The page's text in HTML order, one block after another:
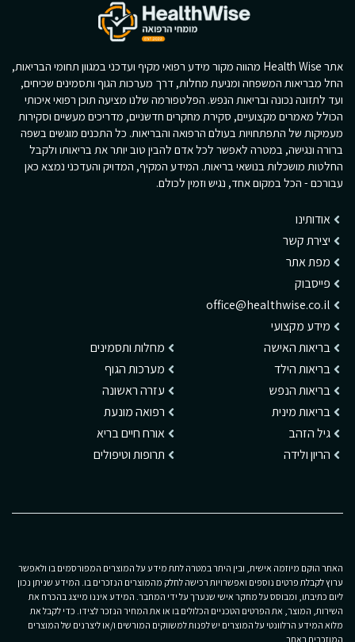
אתר Health Wise מהווה מקור מידע רפואי מקיף ועדכני במגוון תחומי הבריאות,
החל מבריאות המשפחה ומניעת מחלות, דרך מערכות הגוף ותסמינים שכיחים,
ועד לתזונה נכונה ובריאות הנפש. הפלטפורמה שלנו מציעה תוכן רפואי איכותי
הכולל מאמרים מקצועיים, סקירת מחקרים חדשניים, מדריכים מעשיים וסקירות
מעמיקות של התפתחויות בעולם הרפואה והבריאות. כל התכנים מוגשים בשפה
ברורה ונגישה, במטרה לאפשר לכל אדם להבין טוב יותר את בריאותו ולקבל
החלטות מושכלות בנושאי בריאות. המידע המקיף, המדויק והעדכני נמצא כאן
עבורכם - הכל במקום אחד, נגיש וזמין לכולם.
אודותינו
יצירת קשר
מפת אתר
פייסבוק
office@healthwise.co.il
מידע מקצועי
בריאות האישה
בריאות הילד
בריאות הנפש
בריאות מינית
גיל הזהב
הריון ולידה
מחלות ותסמינים
מערכות הגוף
עזרה ראשונה
רפואה מונעת
אורח חיים בריא
תרופות וטיפולים
האתר הוקם מיוזמה אישית, ובין היתר במטרה לתת מידע על המוצרים המפורסמים בו ולאפשר
ערוץ לקבלת פרטים נוספים ואפשרויות רכישה לחלק מהמוצרים הנזכרים בו. המידע שניתן נכון
ליום כתיבתו, ומבוסס על מחקר אישי שנערך על ידי המחבר. המידע איננו מייצג בהכרח את
השירות, המוצר, את הפרטים הטכניים הכלולים בו או את המחיר הנזכר לצידו. כדי לקבל את
מלוא המידע הרלוונטי על המוצרים יש לפנות למשווקים המורשים ו/או ליצרנים של המוצרים
המוזכרים באתר.